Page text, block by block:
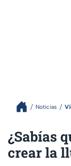
Noticias
¿Sabías
crear la